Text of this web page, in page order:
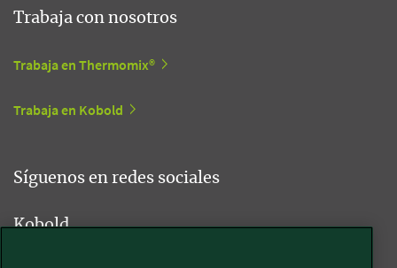
Trabaja con nosotros
Trabaja en Thermomix®
Trabaja en Kobold
Síguenos en redes sociales
Kobold